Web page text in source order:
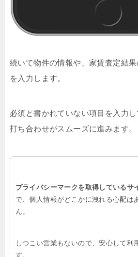
続いて物件の情報や、家賃査定結
を入力します。
必須と書かれていない項目を入力
打ち合わせがスムーズに進みます。
プライバシーマークを取得しているサ
で、個人情報がどこかに洩れる心配は
ん。
しつこい営業もないので、安心して利
す。